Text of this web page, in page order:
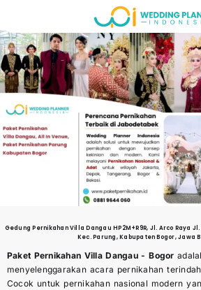
to
content
Gedung PernikahanVilla DangauHP2M+R9R, Jl. Arco Raya
Kec. Parung, Kabupaten Bogor, Jawa
Paket Pernikahan Villa Dangau - Bogor
menyelenggarakan acara pernikahan
Cocok untuk pernikahan nasional modern